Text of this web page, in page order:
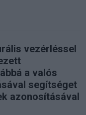
vezérléssel
a valós
segítséget
azonosításával